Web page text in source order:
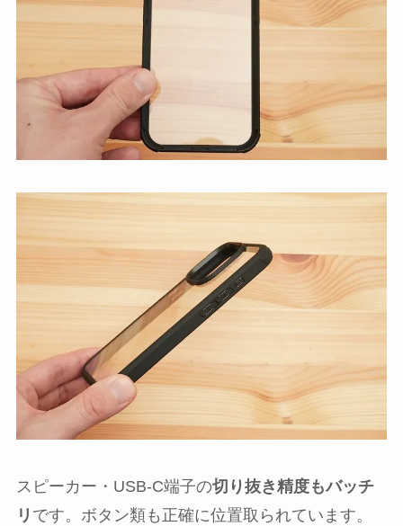
スピーカー・USB-C端子の切り抜き精度もバッチ
リ です。ボタン類も正確に位置取られています。